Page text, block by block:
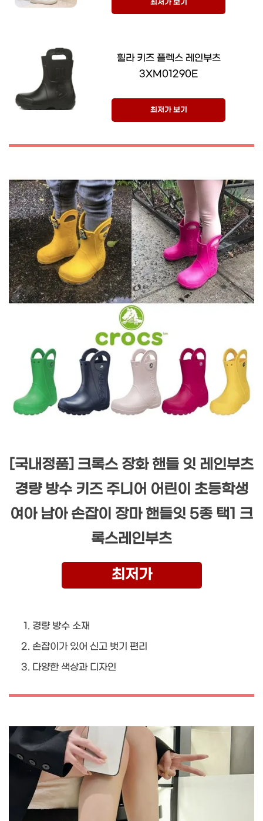
최저가 보기
휠라 키즈 플렉스 레인부츠
3XM01290E
최저가 보기
[국내정품] 크록스 장화 핸들 잇 레인부츠
경량 방수 키즈 주니어 어린이 초등학생
여아 남아 손잡이 장마 핸들잇 5종 택1 크
록스레인부츠
최저가
경량 방수 소재
손잡이가 있어 신고 벗기 편리
다양한 색상과 디자인